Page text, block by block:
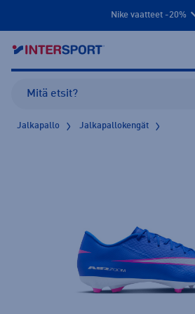
Nike vaatteet -20%
Jalkapallo Jalkapallokengät